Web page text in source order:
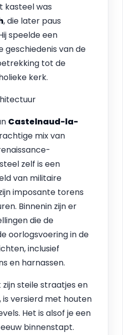
kasteel was
, die later paus
speelde een
geschiedenis van de
tot de
kerk.
Castelnaud-la-
mix van
zelf is een
van militaire
imposante torens
Binnenin zijn er
die de
oorlogsvoering in de
inclusief
en harnassen.
steile straatjes en
is versierd met houten
Het is alsof je een
binnenstapt.